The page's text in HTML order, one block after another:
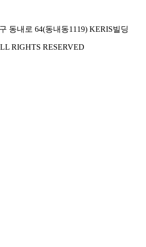
동내로 64(동내동1119) KERIS빌딩
RIGHTS RESERVED